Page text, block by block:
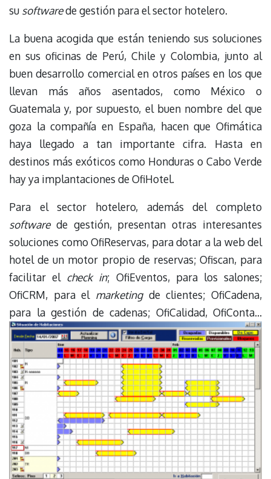
su softwarede gestión para el sector hotelero.
La buena acogida que están teniendo sus soluciones
en sus oficinas de Perú, Chile y Colombia, junto al
buen desarrollo comercial en otros países en los que
llevan más años asentados, como México o
Guatemala y, por supuesto, el buen nombre del que
goza la compañía en España, hacen que Ofimática
haya llegado a tan importante cifra. Hasta en
destinos más exóticos como Honduras o Cabo Verde
hay ya implantaciones de OfiHotel.
Para el sector hotelero, además del completo
softwarede gestión, presentan otras interesantes
soluciones como OfiReservas, para dotar a la web del
hotel de un motor propio de reservas; Ofiscan, para
facilitar el check in; OfiEventos, para los salones;
OfiCRM, para el marketingde clientes; OfiCadena,
para la gestión de cadenas; OfiCalidad, OfiConta…